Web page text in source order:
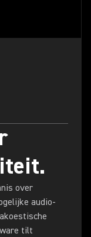
over
audio-
tilt